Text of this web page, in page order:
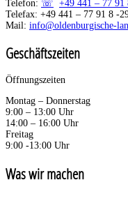
Telefon:
+49 441 – 77 91
Telefax: +49 441 – 77 91 8 -
Mail: info@oldenburgische-
Geschäftszeiten
Öffnungszeiten
Montag – Donnerstag
9:00 – 13:00 Uhr
14:00 – 16:00 Uhr
Freitag
9:00 -13:00 Uhr
Was wir machen